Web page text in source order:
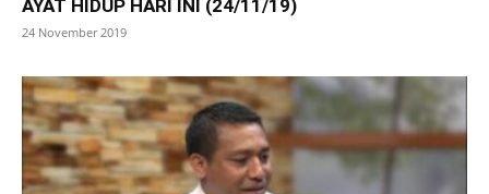
AYAT HIDUP HARI INI (24/11/19)
24 November 2019